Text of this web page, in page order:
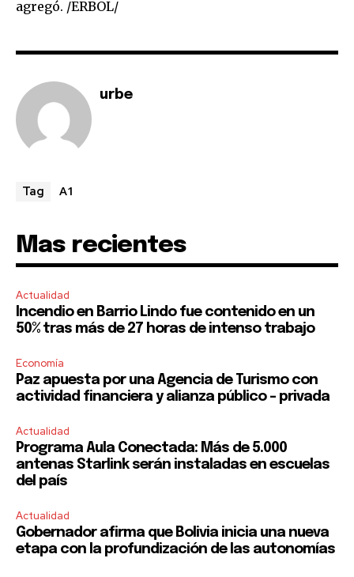
agregó. /ERBOL/
urbe
Tag A1
Mas recientes
Actualidad
Incendio en Barrio Lindo fue contenido en un
50% tras más de 27 horas de intenso trabajo
Economía
Paz apuesta por una Agencia de Turismo con
actividad financiera y alianza público – privada
Actualidad
Programa Aula Conectada: Más de 5.000
antenas Starlink serán instaladas en escuelas
del país
Actualidad
Gobernador afirma que Bolivia inicia una nueva
etapa con la profundización de las autonomías